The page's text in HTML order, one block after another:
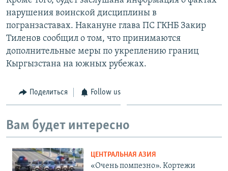
нарушения воинской дисциплины в
погранзаставах. Накануне глава ПС ГКНБ Закир
Тиленов сообщил о том, что принимаются
дополнительные меры по укреплению границ
Кыргызстана на южных рубежах.
Поделиться Follow us
Вам будет интересно
ЦЕНТРАЛЬНАЯ АЗИЯ
«Очень помпезно». Кортежи